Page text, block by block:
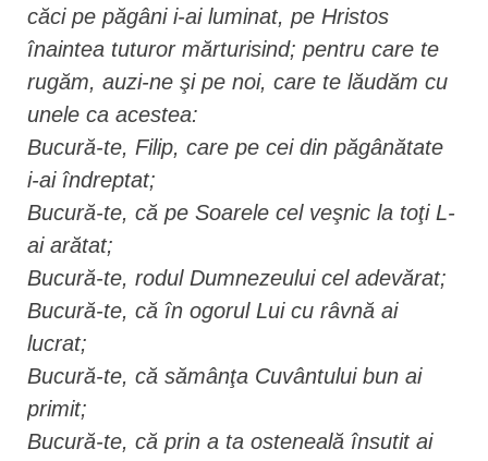
căci pe păgâni i-ai luminat, pe Hristos
înaintea tuturor mărturisind; pentru care te
rugăm, auzi-ne şi pe noi, care te lăudăm cu
unele ca acestea:
Bucură-te, Filip, care pe cei din păgânătate
i-ai îndreptat;
Bucură-te, că pe Soarele cel veşnic la toţi L-
ai arătat;
Bucură-te, rodul Dumnezeului cel adevărat;
Bucură-te, că în ogorul Lui cu râvnă ai
lucrat;
Bucură-te, că sămânţa Cuvântului bun ai
primit;
Bucură-te, că prin a ta osteneală însutit ai